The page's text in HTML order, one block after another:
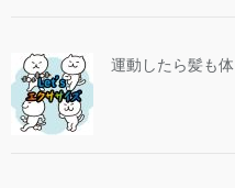
運動したら髪も